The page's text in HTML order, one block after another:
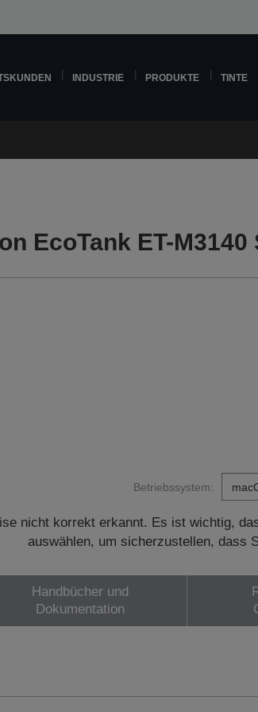
INDUSTRIE PRODUKTE TINTE
EcoTank ET-
Betriebssystem:
nicht korrekt erkannt. Es ist wichtig,
auswählen, um sicherzustellen, dass
Handbücher und
Dokumentation